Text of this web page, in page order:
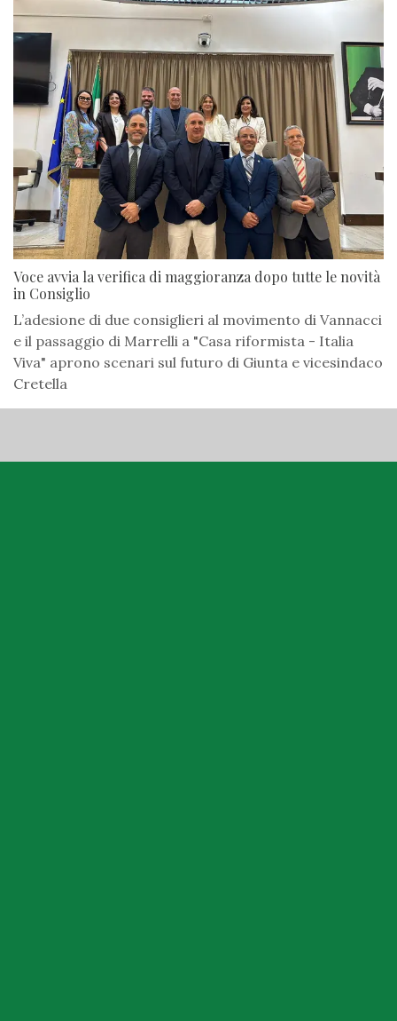
Voce avvia la verifica di maggioranza dopo tutte le novità
in Consiglio
L’adesione di due consiglieri al movimento di Vannacci
e il passaggio di Marrelli a "Casa riformista - Italia
Viva" aprono scenari sul futuro di Giunta e vicesindaco
Cretella